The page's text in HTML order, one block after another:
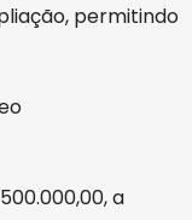
permitindo
a